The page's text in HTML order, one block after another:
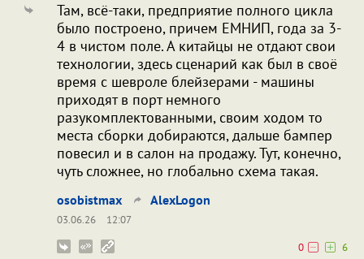
Там, всё-таки, предприятие полного цикла
было построено, причем ЕМНИП, года за 3-
4 в чистом поле. А китайцы не отдают свои
технологии, здесь сценарий как был в своё
время с шевроле блейзерами - машины
приходят в порт немного
разукомплектованными, своим ходом то
места сборки добираются, дальше бампер
повесил и в салон на продажу. Тут, конечно,
чуть сложнее, но глобально схема такая.
osobistmax AlexLogon
03.06.26
12:07
0
6